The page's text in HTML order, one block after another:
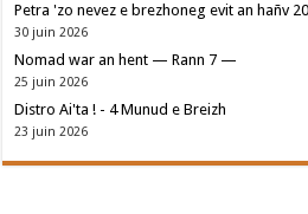
Petra 'zo nevez e brezhoneg evit an hañv
30 juin 2026
Nomad war an hent — Rann 7 —
25 juin 2026
Distro Ai'ta ! - 4 Munud e Breizh
23 juin 2026